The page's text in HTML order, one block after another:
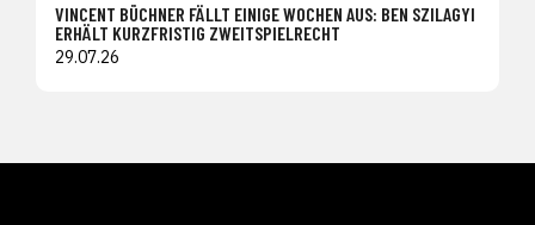
VINCENT BÜCHNER FÄLLT EINIGE WOCHEN AUS: BEN SZILAGYI
ERHÄLT KURZFRISTIG ZWEITSPIELRECHT
29.07.26